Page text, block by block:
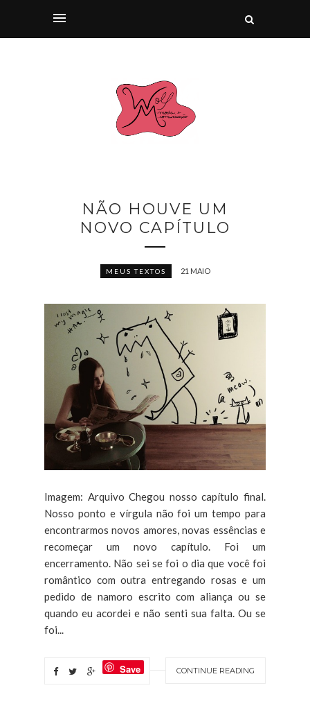
NÃO HOUVE UM
NOVO CAPÍTULO
MEUS TEXTOS 21 MAIO
Imagem: Arquivo Chegou nosso capítulo final.
Nosso ponto e vírgula não foi um tempo para
encontrarmos novos amores, novas essências e
recomeçar um novo capítulo. Foi um
encerramento. Não sei se foi o dia que você foi
romântico com outra entregando rosas e um
pedido de namoro escrito com aliança ou se
quando eu acordei e não senti sua falta. Ou se
foi...
CONTINUE READING
Save